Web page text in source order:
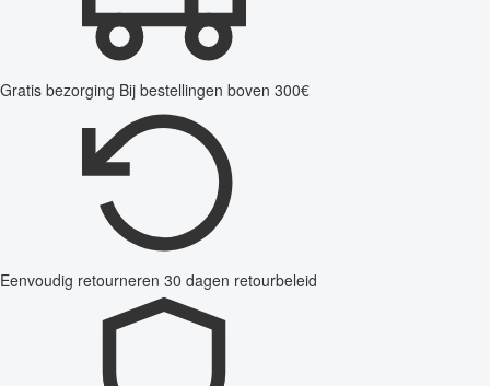
Gratis bezorging Bij bestellingen boven 300€
Eenvoudig retourneren 30 dagen retourbeleid